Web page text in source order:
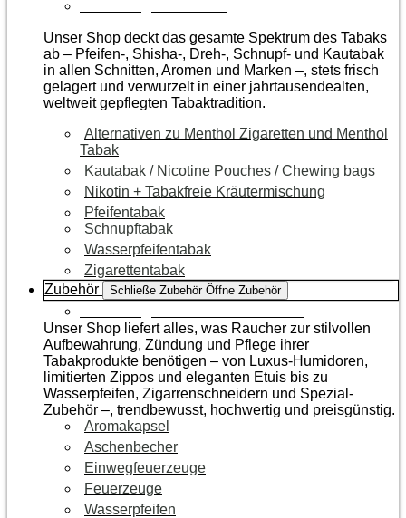
Unser Shop deckt das gesamte Spektrum des Tabaks
ab – Pfeifen-, Shisha-, Dreh-, Schnupf- und Kautabak
in allen Schnitten, Aromen und Marken –, stets frisch
gelagert und verwurzelt in einer jahrtausendealten,
weltweit gepflegten Tabaktradition.
Alternativen zu Menthol Zigaretten und Menthol
Tabak
Kautabak / Nicotine Pouches / Chewing bags
Nikotin + Tabakfreie Kräutermischung
Pfeifentabak
Schnupftabak
Wasserpfeifentabak
Zigarettentabak
Zubehör
Schließe Zubehör Öffne Zubehör
Unser Shop liefert alles, was Raucher zur stilvollen
Aufbewahrung, Zündung und Pflege ihrer
Tabakprodukte benötigen – von Luxus-Humidoren,
limitierten Zippos und eleganten Etuis bis zu
Wasserpfeifen, Zigarrenschneidern und Spezial-
Zubehör –, trendbewusst, hochwertig und preisgünstig.
Aromakapsel
Aschenbecher
Einwegfeuerzeuge
Feuerzeuge
Wasserpfeifen